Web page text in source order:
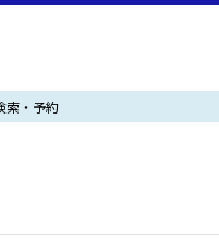
索・予約